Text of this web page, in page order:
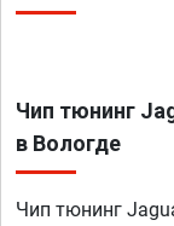
Чип тюнинг
в Вологде
Чип тюнинг